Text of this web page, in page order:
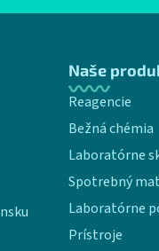
Naše
Reagencie
Bežná chémia
Laboratórne
Spotrebný
Laboratórne
Prístroje